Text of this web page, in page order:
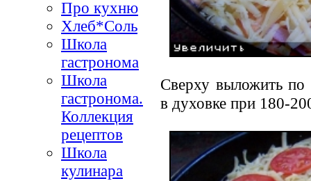
Про кухню
Хлеб*Соль
Школа
гастронома
Школа
гастронома.
Коллекция
рецептов
Школа
кулинара
Сверху выложить
в духовке при 180-